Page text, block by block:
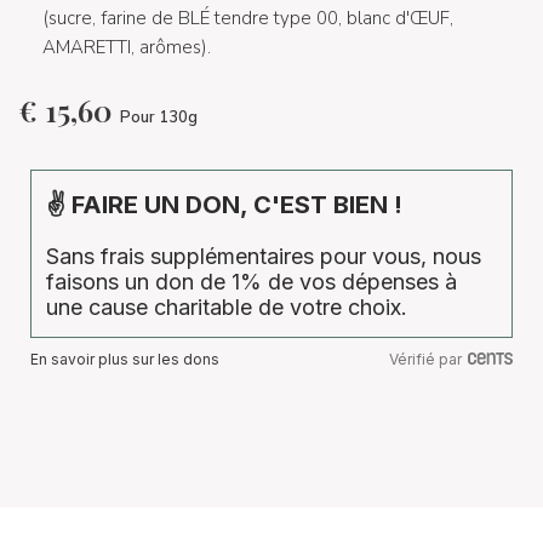
(sucre, farine de BLÉ tendre type 00, blanc d'ŒUF,
AMARETTI, arômes).
€ 15,60 Pour 130g
✌ FAIRE UN DON, C'EST BIEN !
Sans frais supplémentaires pour vous, nous
faisons un don de 1% de vos dépenses à
une cause charitable de votre choix.
En savoir plus sur les dons Vérifié par